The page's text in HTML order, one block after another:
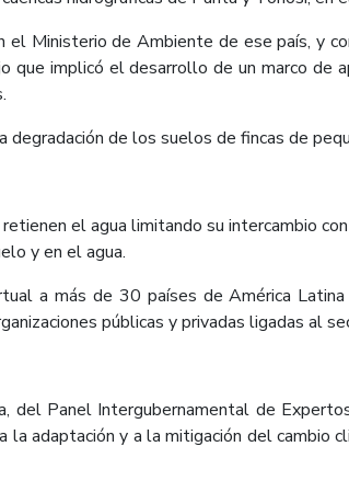
el Ministerio de Ambiente de ese país, y
que implicó el desarrollo de un marco de
degradación de los suelos de fincas de
el agua limitando su intercambio
y en el agua.
a más de 30 países de América
públicas y privadas ligadas al
del Panel Intergubernamental de
la adaptación y a la mitigación del cambio